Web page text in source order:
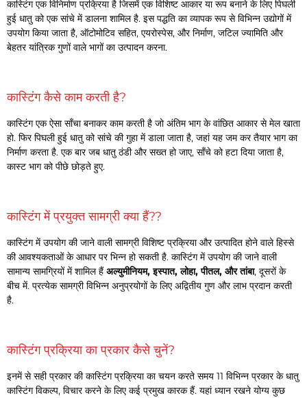
कास्टिंग एक विनिर्माण प्रक्रिया है जिसमें एक विशिष्ट आकार या रूप बनाने के लिए पिघली
हुई धातु को एक सांचे में डालना शामिल है. इस पद्धति का व्यापक रूप से विभिन्न उद्योगों में
उपयोग किया जाता है, ऑटोमोटिव सहित, एयरोस्पेस, और निर्माण, जटिल ज्यामिति और
बेहतर यांत्रिक गुणों वाले भागों का उत्पादन करना.
कास्टिंग कैसे काम करती है?
कास्टिंग एक ऐसा साँचा बनाकर काम करती है जो अंतिम भाग के वांछित आकार से मेल खाता
हो. फिर पिघली हुई धातु को सांचे की गुहा में डाला जाता है, जहां यह जम कर तैयार भाग का
निर्माण करता है. एक बार जब धातु ठंडी और सख्त हो जाए, साँचे को हटा दिया जाता है,
कास्ट भाग को पीछे छोड़ते हुए.
कास्टिंग में प्रयुक्त सामग्री क्या हैं??
कास्टिंग में उपयोग की जाने वाली सामग्री विशिष्ट प्रक्रिया और उत्पादित होने वाले हिस्से
की आवश्यकताओं के आधार पर भिन्न हो सकती है. कास्टिंग में उपयोग की जाने वाली
सामान्य सामग्रियों में शामिल हैंअल्युमीनियम, इस्पात, लोहा, पीतल, और तांबा, दूसरों के
बीच में. प्रत्येक सामग्री विभिन्न अनुप्रयोगों के लिए अद्वितीय गुण और लाभ प्रदान करती
है.
कास्टिंग प्रक्रिया का प्रकार कैसे चुनें?
इनमें से सही प्रकार की कास्टिंग प्रक्रिया का चयन करते समय 11 विभिन्न प्रकार के धातु
कास्टिंग विकल्प, विचार करने के लिए कई प्रमुख कारक हैं. यहां ध्यान रखने योग्य कुछ